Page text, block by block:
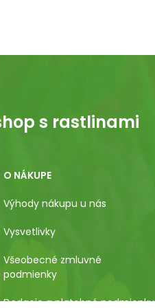
s rastlinami
O NÁKUPE
Výhody nákupu u nás
Vysvetlivky
Všeobecné zmluvné
podmienky
Dodacie a platobné podmienky